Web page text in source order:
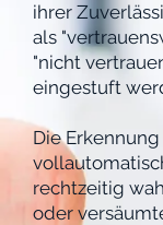
ihrer
als
"nicht
eingestuft
Die
rechtzeitig
oder